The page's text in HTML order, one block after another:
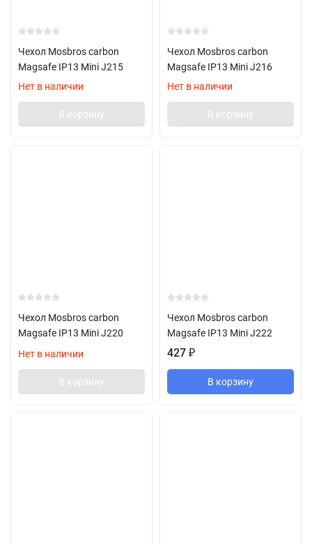
Чехол Mosbros carbon
Magsafe IP13 Mini J215
Нет в наличии
В корзину
Чехол Mosbros carbon
Magsafe IP13 Mini J216
Нет в наличии
В корзину
Чехол Mosbros carbon
Magsafe IP13 Mini J220
Нет в наличии
В корзину
Чехол Mosbros carbon
Magsafe IP13 Mini J222
427 ₽
В корзину